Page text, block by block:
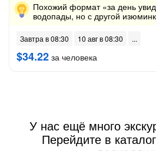
Похожий формат «за день
водопады, но с другой
Завтра в 08:30 10 авг в 08:30
$34.22 за человека
У нас ещё много
Перейдите в